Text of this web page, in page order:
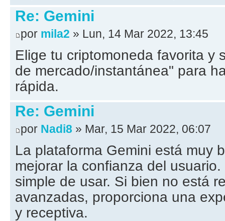
Re: Gemini
por mila2 » Lun, 14 Mar 2022, 13:45
Elige tu criptomoneda favorita y
de mercado/instantánea" para
rápida.
Re: Gemini
por Nadi8 » Mar, 15 Mar 2022, 06:07
La plataforma Gemini está muy
mejorar la confianza del
simple de usar. Si bien no está
avanzadas, proporciona una
y receptiva.